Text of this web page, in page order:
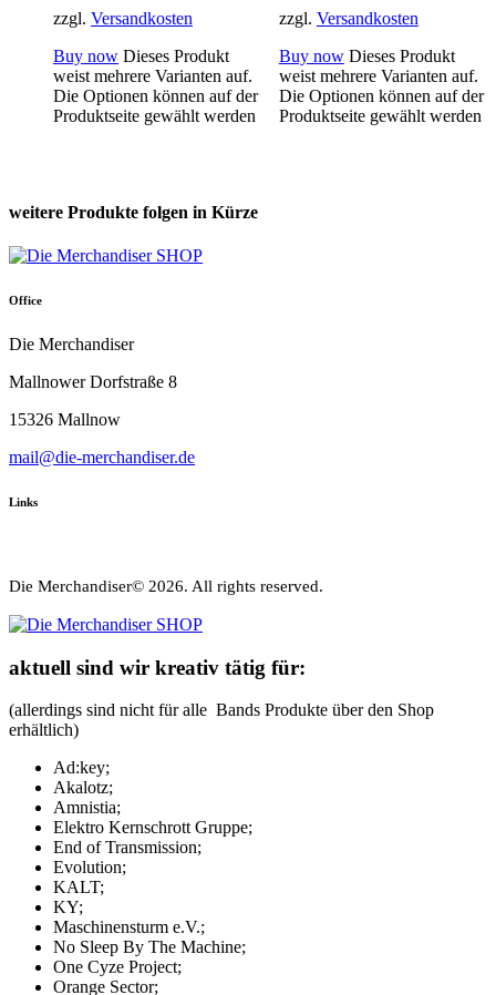
zzgl. Versandkosten
Buy now Dieses Produkt
weist mehrere Varianten auf.
Die Optionen können auf der
Produktseite gewählt werden
zzgl. Versandkosten
Buy now Dieses Produkt
weist mehrere Varianten auf.
Die Optionen können auf der
Produktseite gewählt werden
weitere Produkte folgen in Kürze
Office
Die Merchandiser
Mallnower Dorfstraße 8
15326 Mallnow
mail@die-merchandiser.de
Links
Die Merchandiser© 2026. All rights reserved.
aktuell sind wir kreativ tätig für:
(allerdings sind nicht für alle Bands Produkte über den Shop
erhältlich)
Ad:key;
Akalotz;
Amnistia;
Elektro Kernschrott Gruppe;
End of Transmission;
Evolution;
KALT;
KY;
Maschinensturm e.V.;
No Sleep By The Machine;
One Cyze Project;
Orange Sector;